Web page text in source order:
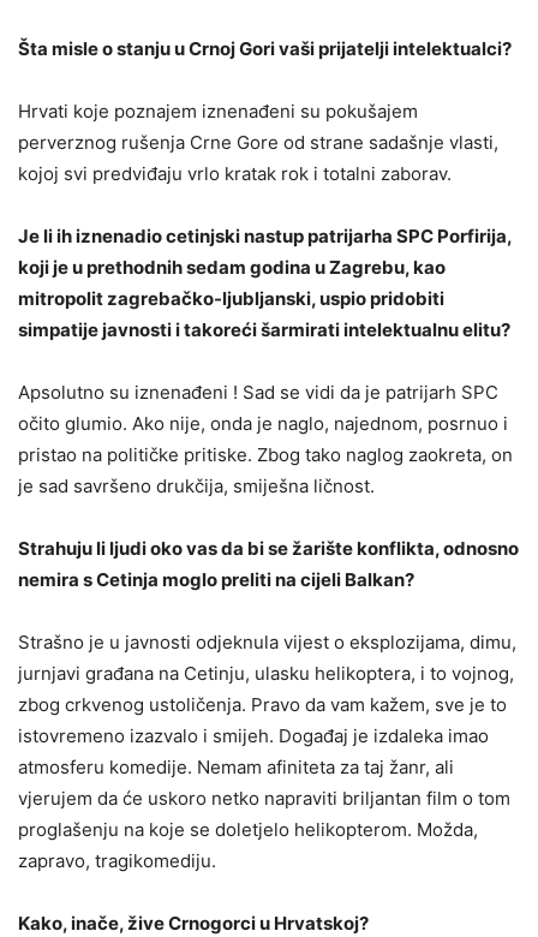
Šta misle o stanju u Crnoj Gori vaši prijatelji intelektualci?
Hrvati koje poznajem iznenađeni su pokušajem
perverznog rušenja Crne Gore od strane sadašnje vlasti,
kojoj svi predviđaju vrlo kratak rok i totalni zaborav.
Je li ih iznenadio cetinjski nastup patrijarha SPC Porfirija,
koji je u prethodnih sedam godina u Zagrebu, kao
mitropolit zagrebačko-ljubljanski, uspio pridobiti
simpatije javnosti i takoreći šarmirati intelektualnu elitu?
Apsolutno su iznenađeni ! Sad se vidi da je patrijarh SPC
očito glumio. Ako nije, onda je naglo, najednom, posrnuo i
pristao na političke pritiske. Zbog tako naglog zaokreta, on
je sad savršeno drukčija, smiješna ličnost.
Strahuju li ljudi oko vas da bi se žarište konflikta, odnosno
nemira s Cetinja moglo preliti na cijeli Balkan?
Strašno je u javnosti odjeknula vijest o eksplozijama, dimu,
jurnjavi građana na Cetinju, ulasku helikoptera, i to vojnog,
zbog crkvenog ustoličenja. Pravo da vam kažem, sve je to
istovremeno izazvalo i smijeh. Događaj je izdaleka imao
atmosferu komedije. Nemam afiniteta za taj žanr, ali
vjerujem da će uskoro netko napraviti briljantan film o tom
proglašenju na koje se doletjelo helikopterom. Možda,
zapravo, tragikomediju.
Kako, inače, žive Crnogorci u Hrvatskoj?